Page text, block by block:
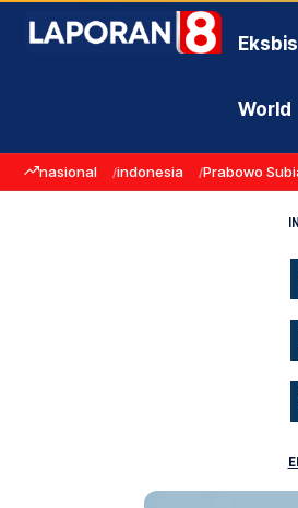
Eksbis
World
nasional indonesia Prabowo